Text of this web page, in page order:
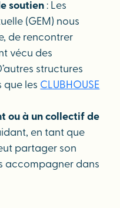
soutien : Les
(GEM) nous
de rencontrer
vécu des
structures
que les CLUBHOUSE
ou à un collectif de
en tant que
partager son
accompagner dans